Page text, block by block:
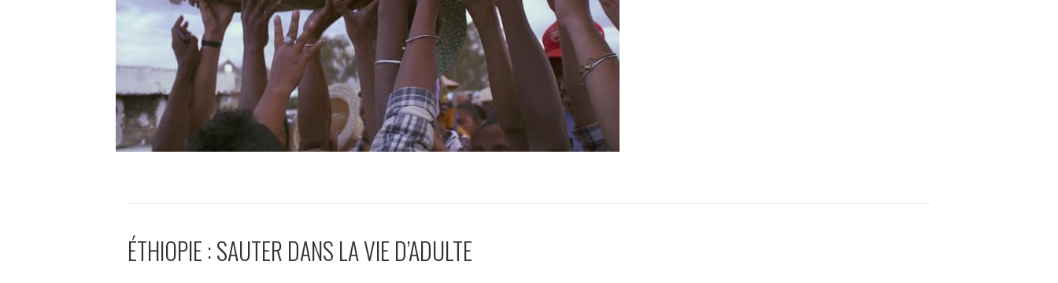
ÉTHIOPIE : SAUTER DANS LA VIE D’ADULTE